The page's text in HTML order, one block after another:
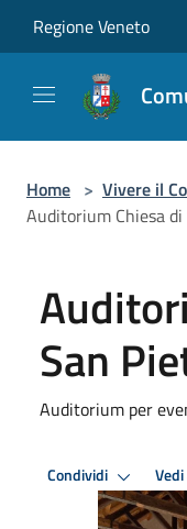
Regione Veneto
Home > Vivere il
Auditorium Chiesa
San
Auditorium per
Condividi